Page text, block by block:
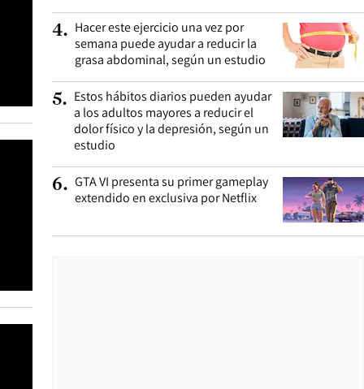
4. Hacer este ejercicio una vez por
semana puede ayudar a reducir la
grasa abdominal, según un estudio
5. Estos hábitos diarios pueden ayudar
a los adultos mayores a reducir el
dolor físico y la depresión, según un
estudio
6. GTA VI presenta su primer gameplay
extendido en exclusiva por Netflix